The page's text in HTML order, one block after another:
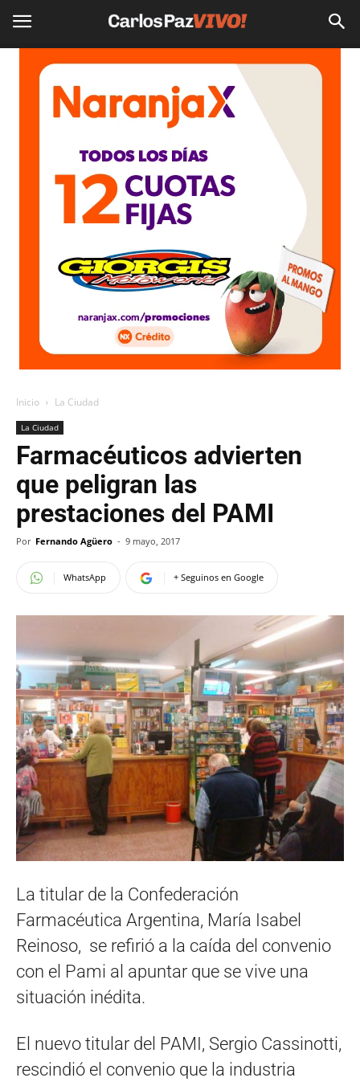
Inicio La Ciudad
La Ciudad
Farmacéuticos advierten
que peligran las
prestaciones del PAMI
Por Fernando Agüero - 9 mayo, 2017
WhatsApp + Seguinos en Google
La titular de la Confederación
Farmacéutica Argentina, María Isabel
Reinoso, se refirió a la caída del convenio
con el Pami al apuntar que se vive una
situación inédita.
El nuevo titular del PAMI, Sergio Cassinotti,
rescindió el convenio que la industria